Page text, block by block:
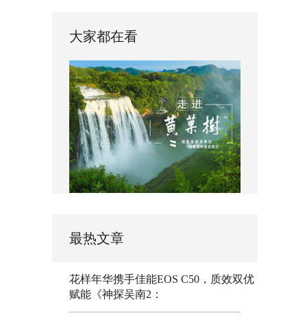
大家都在看
最热文章
花样年华携手佳能EOS C50，质效双优
赋能《神探吴南2：